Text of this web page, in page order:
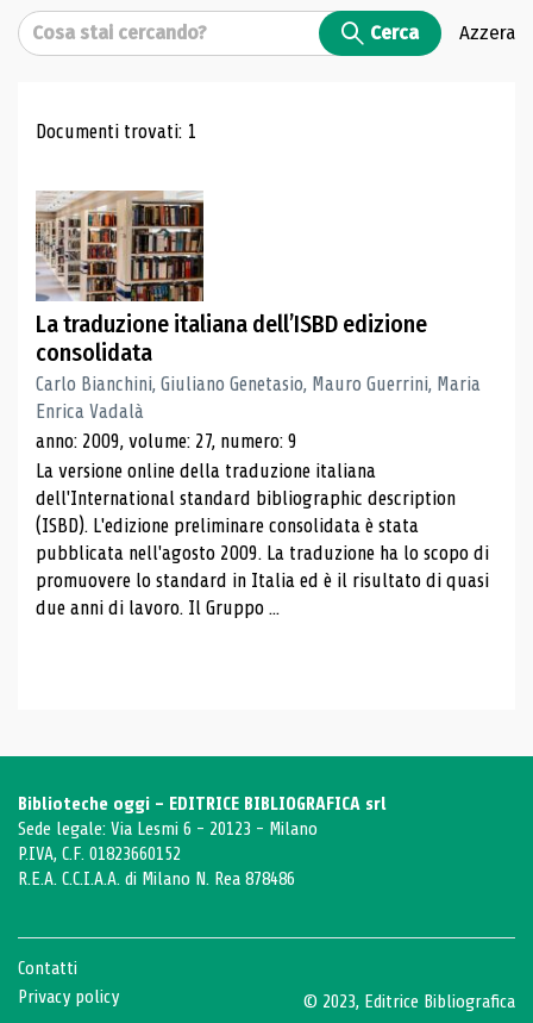
Cerca Cerca Azzera
Risultati di ricerca
Documenti trovati: 1
La traduzione italiana dell’ISBD edizione
consolidata
Carlo Bianchini, Giuliano Genetasio, Mauro Guerrini, Maria
Enrica Vadalà
anno: 2009, volume: 27, numero: 9
La versione online della traduzione italiana
dell'International standard bibliographic description
(ISBD). L'edizione preliminare consolidata è stata
pubblicata nell'agosto 2009. La traduzione ha lo scopo di
promuovere lo standard in Italia ed è il risultato di quasi
due anni di lavoro. Il Gruppo ...
Biblioteche oggi - EDITRICE BIBLIOGRAFICA srl
Sede legale: Via Lesmi 6 - 20123 - Milano
P.IVA, C.F. 01823660152
R.E.A. C.C.I.A.A. di Milano N. Rea 878486
Contatti
Privacy policy
© 2023, Editrice Bibliografica